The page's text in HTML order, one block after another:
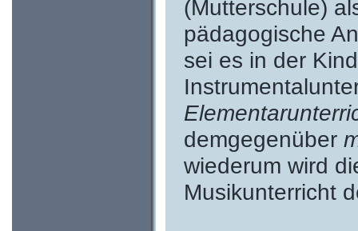
(Mutterschule)
pädagogische
sei es in der
demgegenüber
wiederum wird
Musikunterricht